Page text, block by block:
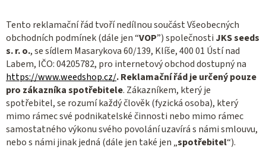
Tento reklamační řád tvoří nedílnou součást Všeobecných
obchodních podmínek (dále jen “VOP”) společnosti JKS seeds
s. r. o., se sídlem Masarykova 60/139, Klíše, 400 01 Ústí nad
Labem, IČO: 04205782, pro internetový obchod dostupný na
https://www.weedshop.cz/. Reklamační řád je určený pouze
pro zákazníka spotřebitele. Zákazníkem, který je
spotřebitel, se rozumí každý člověk (fyzická osoba), který
mimo rámec své podnikatelské činnosti nebo mimo rámec
samostatného výkonu svého povolání uzavírá s námi smlouvu,
nebo s námi jinak jedná (dále jen také jen „spotřebitel“).